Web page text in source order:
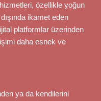
hizmetleri, özellikle yoğun
ikamet eden
platformlar üzerinden
daha esnek ve
ya da kendilerini